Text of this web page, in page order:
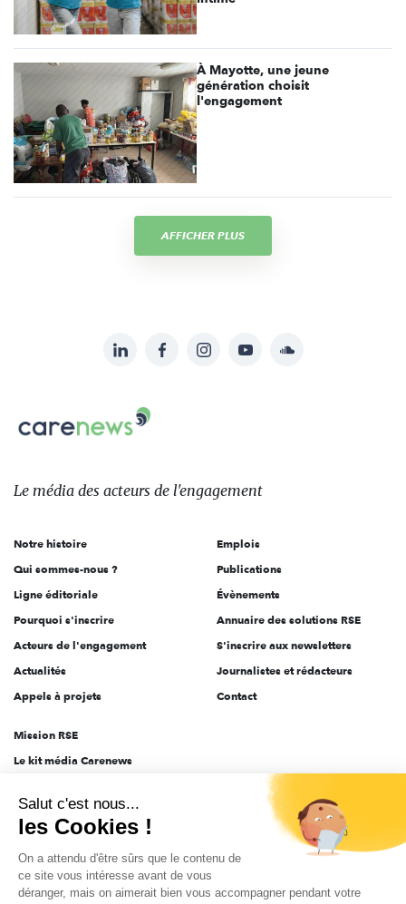
À Mayotte, une jeune
génération choisit
l'engagement
AFFICHER PLUS
sur:
LinkedInFacebookInstagramYouTubeSoundcloud
Le
des
l'engagement
Le média des acteurs de l'engagement
Notre histoire
Qui sommes-nous ?
Ligne éditoriale
Pourquoi s'inscrire
Acteurs de l'engagement
Actualités
Appels à projets
Emplois
Publications
Évènements
Annuaire des solutions RSE
S'inscrire aux newsletters
Journalistes et rédacteurs
Contact
Mission RSE
Le kit média Carenews
AEF info
Novethic
PRODURABLE
Inclusiv Day
Salut c'est nous...
les Cookies !
On a attendu d'être sûrs que le contenu de
ce site vous intéresse avant de vous
déranger, mais on aimerait bien vous accompagner pendant votre